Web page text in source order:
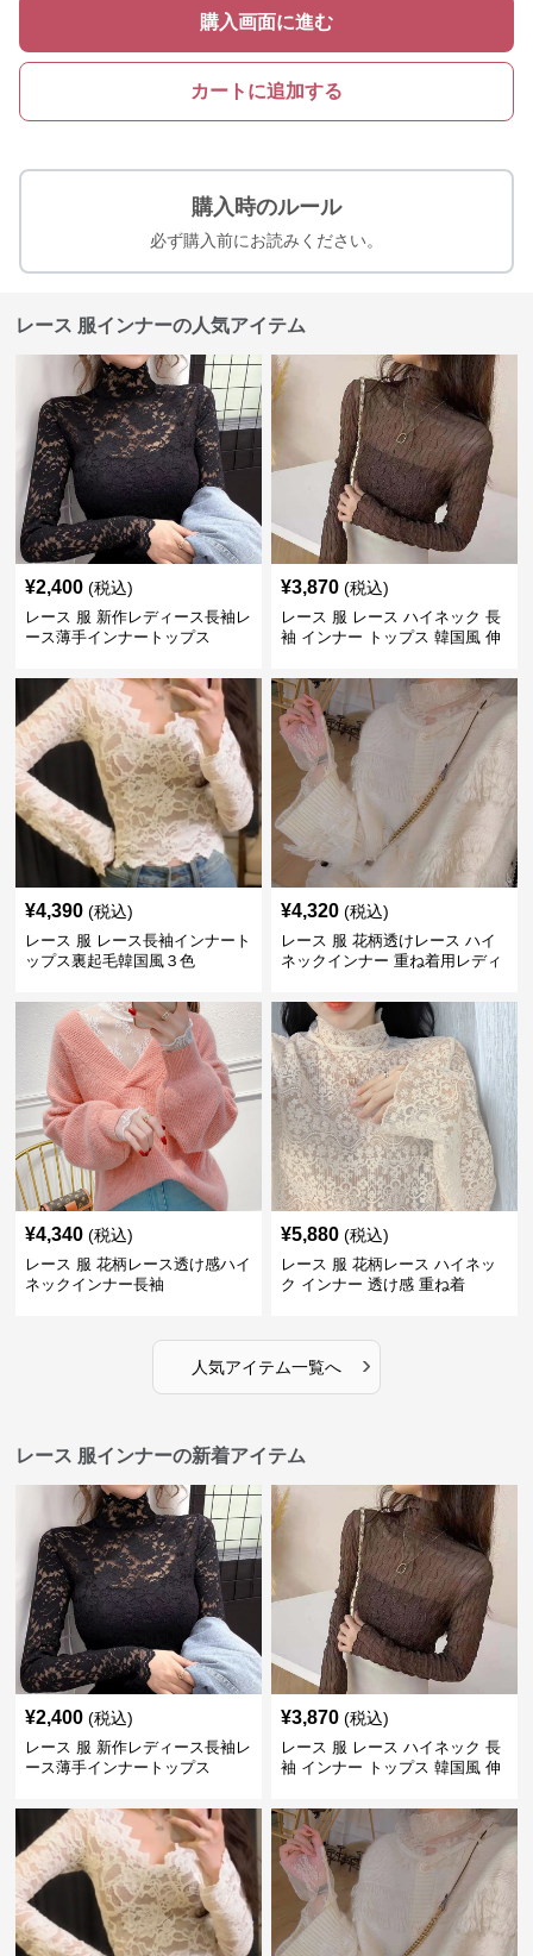
購入画面に進む
カートに追加する
購入時のルール
必ず購入前にお読みください。
レース 服インナーの人気アイテム
¥2,400 (税込)
レース 服 新作レディース長袖レ
ース薄手インナートップス
¥3,870 (税込)
レース 服 レース ハイネック 長
袖 インナー トップス 韓国風 伸
¥4,390 (税込)
レース 服 レース長袖インナート
ップス裏起毛韓国風３色
¥4,320 (税込)
レース 服 花柄透けレース ハイ
ネックインナー 重ね着用レディ
¥4,340 (税込)
レース 服 花柄レース透け感ハイ
ネックインナー長袖
¥5,880 (税込)
レース 服 花柄レース ハイネッ
ク インナー 透け感 重ね着
人気アイテム一覧へ ›
レース 服インナーの新着アイテム
¥2,400 (税込)
レース 服 新作レディース長袖レ
ース薄手インナートップス
¥3,870 (税込)
レース 服 レース ハイネック 長
袖 インナー トップス 韓国風 伸